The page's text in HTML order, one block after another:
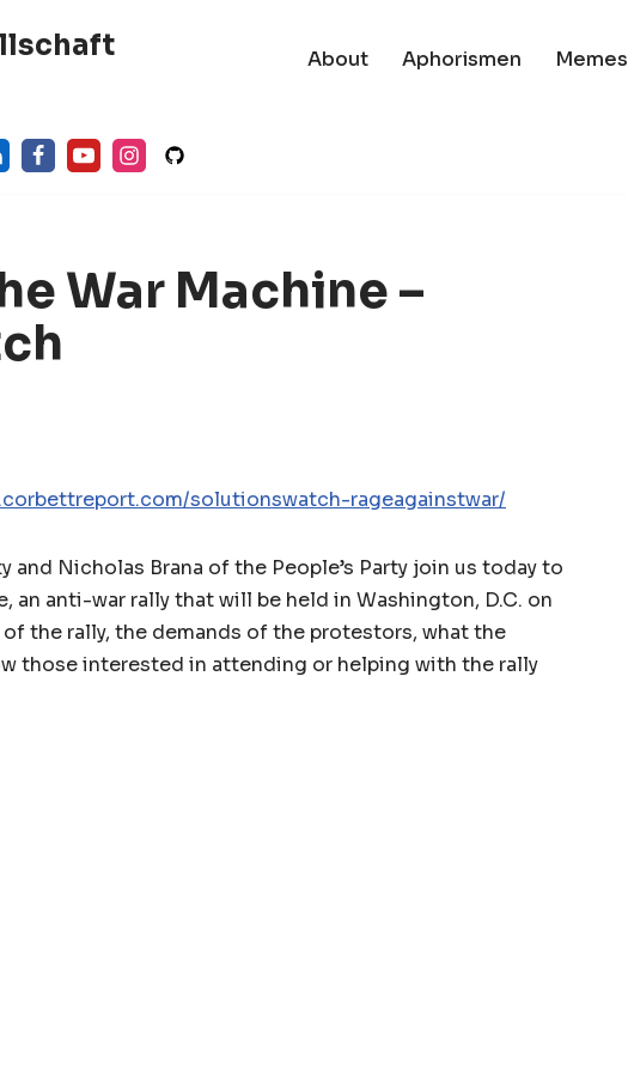
About Aphorismen Memes
War Machine –
solutionswatch-rageagainstwar/
Nicholas Brana of the People’s Party join us today to
an anti-war rally that will be held in Washington, D.C. on
of the rally, the demands of the protestors, what the
those interested in attending or helping with the rally